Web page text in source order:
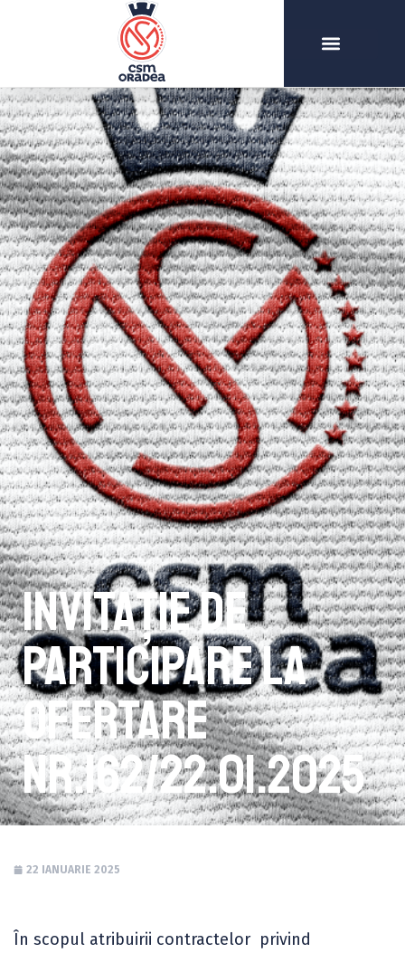
INVITAŢIE DE
PARTICIPARE LA
OFERTARE
NR.162/22.01.2025
22 IANUARIE 2025
În scopul atribuirii contractelor privind